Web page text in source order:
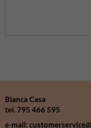
Bianca Casa
tel. 795 466 595
e-mail: